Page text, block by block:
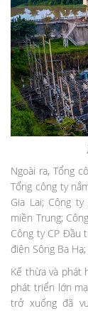
Ngoài ra, Tổng
Tổng công ty
Gia Lai; Công
miền Trung;
Công ty CP Đầu
điện Sông Ba
Kế thừa và phát
phát triển lớn
trở xuống đã